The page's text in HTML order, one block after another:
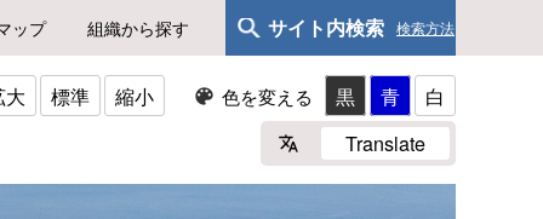
ップ 組織から探す サイト内検索 検索方法
大 標準 縮小 色を変える 黒 青
白
Translate